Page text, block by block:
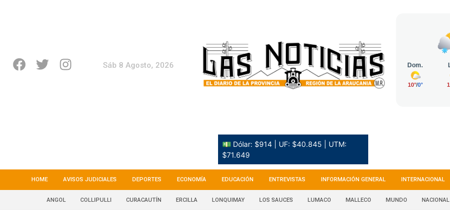
Sáb 8 Agosto, 2026
💵 Dólar: $914 | UF: $40.845 | UTM:
$71.649
HOME AVISOS JUDICIALES DEPORTES ECONOMÍA EDUCACIÓN ENTREVISTAS INFORMACIÓN GENERAL INTERNACIONAL
ANGOL COLLIPULLI CURACAUTÍN ERCILLA LONQUIMAY LOS SAUCES LUMACO MALLECO MUNDO NACIONAL